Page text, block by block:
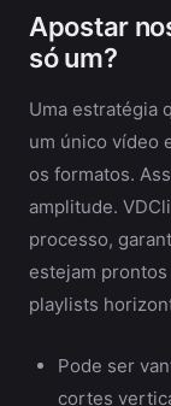
Apostar
só um?
Uma estratégia
um único vídeo
os formatos.
amplitude.
processo,
estejam
playlists
Pode ser
cortes